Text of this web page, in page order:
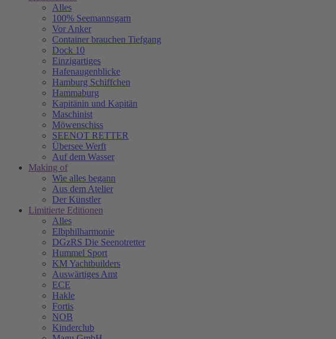
Alles
100% Seemannsgarn
Vor Anker
Container brauchen Tiefgang
Dock 10
Einzigartiges
Hafenaugen­blicke
Hamburg Schiffchen
Hammaburg
Kapitänin und Kapitän
Maschinist
Möwenschiss
SEENOT RETTER
Übersee Werft
Auf dem Wasser
Making of
Wie alles begann
Aus dem Atelier
Der Künstler
Limitierte Editionen
Alles
Elbphilharmonie
DGzRS Die Seenotretter
Hummel Sport
KM Yachtbuilders
Auswärtiges Amt
ECE
Hakle
Fortis
NOB
Kinderclub